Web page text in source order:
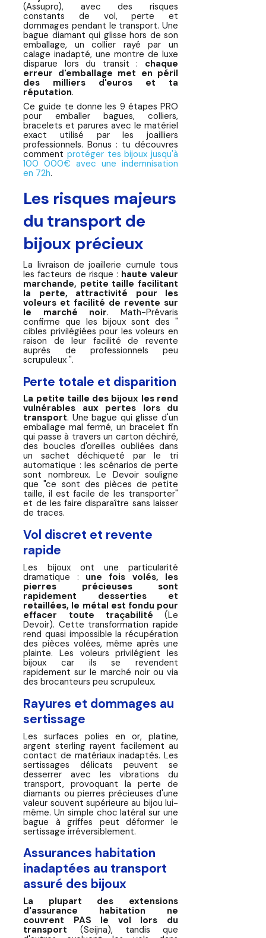
une livraison, endommagé ou volé
?
💍 Comparatif Assurance
Transport : Bijoux de Valeur
FAQ – Emballage et transport
bijoux précieux
💎 Prêt à sécuriser tes
expéditions joaillerie ?
Pour aller Plus Loin
(Assupro), avec des risques
constants de vol, perte et
dommages pendant le transport. Une
bague diamant qui glisse hors de son
emballage, un collier rayé par un
calage inadapté, une montre de luxe
disparue lors du transit : chaque
erreur d'emballage met en péril
des milliers d'euros et ta
réputation.
Ce guide te donne les 9 étapes PRO
pour emballer bagues, colliers,
bracelets et parures avec le matériel
exact utilisé par les joailliers
professionnels. Bonus : tu découvres
commentprotéger tes bijoux jusqu'à
100 000€ avec une indemnisation
en 72h.
Les risques majeurs
du transport de
bijoux précieux
La livraison de joaillerie cumule tous
les facteurs de risque : haute valeur
marchande, petite taille facilitant
la perte, attractivité pour les
voleurs et facilité de revente sur
le marché noir. Math-Prévaris
confirme que les bijoux sont des "
cibles privilégiées pour les voleurs en
raison de leur facilité de revente
auprès de professionnels peu
scrupuleux ".
Perte totale et disparition
La petite taille des bijoux les rend
vulnérables aux pertes lors du
transport. Une bague qui glisse d'un
emballage mal fermé, un bracelet fin
qui passe à travers un carton déchiré,
des boucles d'oreilles oubliées dans
un sachet déchiqueté par le tri
automatique : les scénarios de perte
sont nombreux. Le Devoir souligne
que "ce sont des pièces de petite
taille, il est facile de les transporter"
et de les faire disparaître sans laisser
de traces.
Vol discret et revente
rapide
Les bijoux ont une particularité
dramatique : une fois volés, les
pierres précieuses sont
rapidement desserties et
retaillées, le métal est fondu pour
effacer toute traçabilité (Le
Devoir). Cette transformation rapide
rend quasi impossible la récupération
des pièces volées, même après une
plainte. Les voleurs privilégient les
bijoux car ils se revendent
rapidement sur le marché noir ou via
des brocanteurs peu scrupuleux.
Rayures et dommages au
sertissage
Les surfaces polies en or, platine,
argent sterling rayent facilement au
contact de matériaux inadaptés. Les
sertissages délicats peuvent se
desserrer avec les vibrations du
transport, provoquant la perte de
diamants ou pierres précieuses d'une
valeur souvent supérieure au bijou lui-
même. Un simple choc latéral sur une
bague à griffes peut déformer le
sertissage irréversiblement.
Assurances habitation
inadaptées au transport
assuré des bijoux
La plupart des extensions
d'assurance habitation ne
couvrent PAS le vol lors du
transport (Seijna), tandis que